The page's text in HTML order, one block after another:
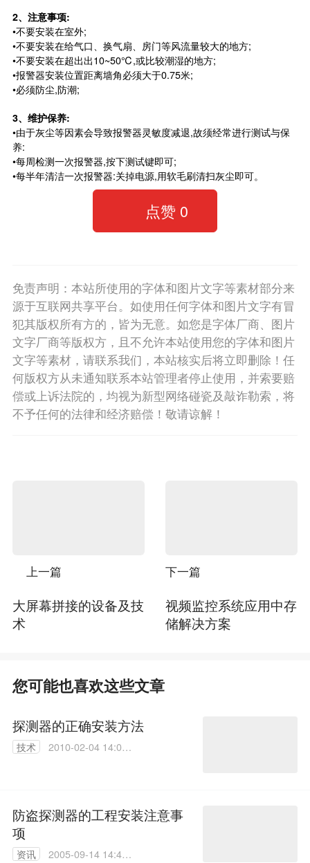
2、注意事项:
•不要安装在室外;
•不要安装在给气口、换气扇、房门等风流量较大的地方;
•不要安装在超出出10~50℃,或比较潮湿的地方;
•报警器安装位置距离墙角必须大于0.75米;
•必须防尘,防潮;
3、维护保养:
•由于灰尘等因素会导致报警器灵敏度减退,故须经常进行测试与保
养:
•每周检测一次报警器,按下测试键即可;
•每半年清洁一次报警器:关掉电源,用软毛刷清扫灰尘即可。
点赞 0
免责声明：本站所使用的字体和图片文字等素材部分来
源于互联网共享平台。如使用任何字体和图片文字有冒
犯其版权所有方的，皆为无意。如您是字体厂商、图片
文字厂商等版权方，且不允许本站使用您的字体和图片
文字等素材，请联系我们，本站核实后将立即删除！任
何版权方从未通知联系本站管理者停止使用，并索要赔
偿或上诉法院的，均视为新型网络碰瓷及敲诈勒索，将
不予任何的法律和经济赔偿！敬请谅解！
上一篇
大屏幕拼接的设备及技
术
下一篇
视频监控系统应用中存
储解决方案
您可能也喜欢这些文章
探测器的正确安装方法
技术
2010-02-04 14:02:
防盗探测器的工程安装注意事
项
资讯
2005-09-14 14:43: